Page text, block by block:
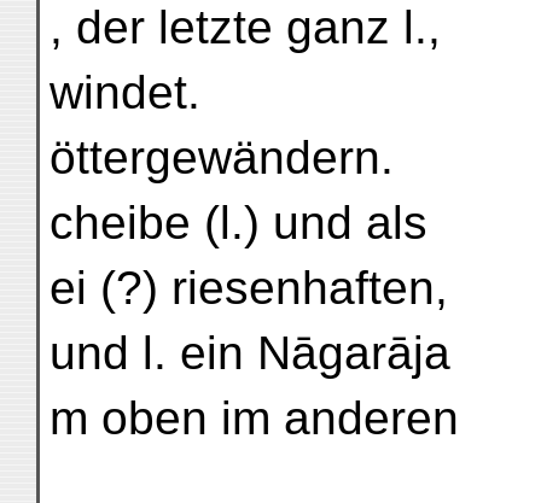
, der letzte ganz l.,
windet.
öttergewändern.
cheibe (l.) und als
ei (?) riesenhaften,
und l. ein Nāgarāja
m oben im anderen